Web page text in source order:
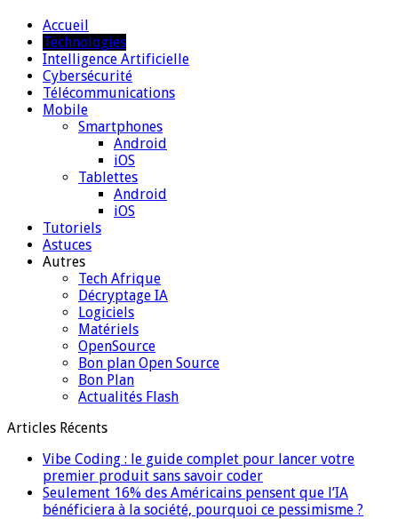
Accueil
Technologies
Intelligence Artificielle
Cybersécurité
Télécommunications
Mobile
Smartphones
Android
iOS
Tablettes
Android
iOS
Tutoriels
Astuces
Autres
Tech Afrique
Décryptage IA
Logiciels
Matériels
OpenSource
Bon plan Open Source
Bon Plan
Actualités Flash
Articles Récents
Vibe Coding : le guide complet pour lancer votre
premier produit sans savoir coder
Seulement 16% des Américains pensent que l’IA
bénéficiera à la société, pourquoi ce pessimisme ?